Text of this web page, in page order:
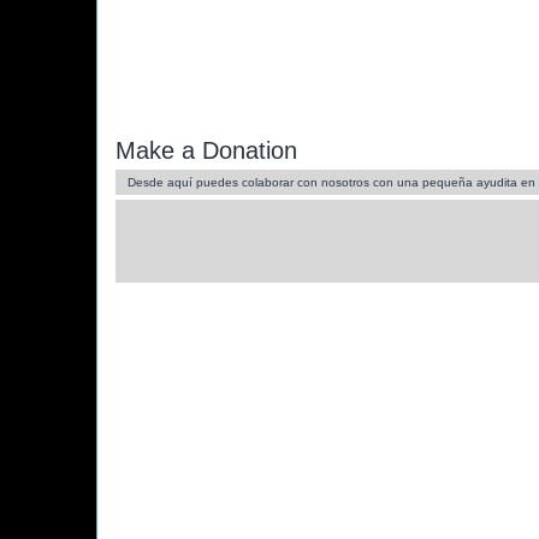
Make a Donation
Desde aquí puedes colaborar con nosotros con una pequeña ayudita en